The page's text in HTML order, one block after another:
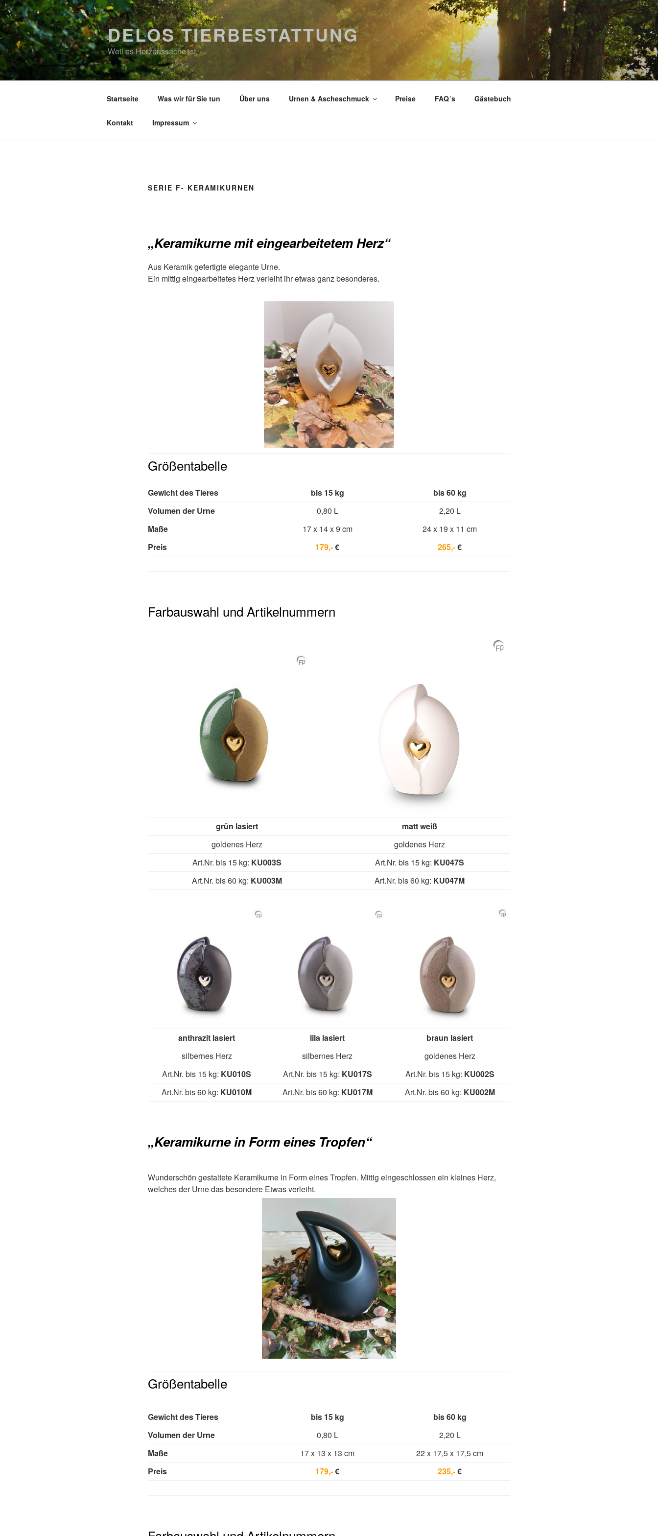
Zum
Inhalt
springen
DELOS TIERBESTATTUNG
Weil es Herzenssache ist
Startseite Was wir für Sie tun Über uns Urnen & Ascheschmuck Preise FAQ´s Gästebuch
Kontakt Impressum
SERIE F- KERAMIKURNEN
„Keramikurne mit eingearbeitetem Herz“
Aus Keramik gefertigte elegante Urne.
Ein mittig eingearbeitetes Herz verleiht ihr etwas ganz besonderes.
Größentabelle
Gewicht des Tieres bis 15 kg
bis 60 kg
Volumen der Urne
0,80 L
2,20 L
Maße
17 x 14 x 9 cm
24 x 19 x 11 cm
Preis
179,-€ 265,-€
Farbauswahl und Artikelnummern
grün lasiert
matt weiß
goldenes Herz
goldenes Herz
Art.Nr. bis 15 kg: KU003S Art.Nr. bis 15 kg: KU047S
Art.Nr. bis 60 kg: KU003M Art.Nr. bis 60 kg: KU047M
anthrazit lasiert lila lasiert
braun lasiert
silbernes Herz
silbernes Herz
goldenes Herz
Art.Nr. bis 15 kg: KU010S Art.Nr. bis 15 kg: KU017S Art.Nr. bis 15 kg: KU002S
Art.Nr. bis 60 kg: KU010M Art.Nr. bis 60 kg: KU017M Art.Nr. bis 60 kg: KU002M
„Keramikurne in Form eines Tropfen“
Wunderschön gestaltete Keramikurne in Form eines Tropfen. Mittig eingeschlossen ein kleines Herz,
welches der Urne das besondere Etwas verleiht.
Größentabelle
Gewicht des Tieres bis 15 kg
bis 60 kg
Volumen der Urne
0,80 L
2,20 L
Maße
17 x 13 x 13 cm
22 x 17,5 x 17,5 cm
Preis
179,-€ 235,-€